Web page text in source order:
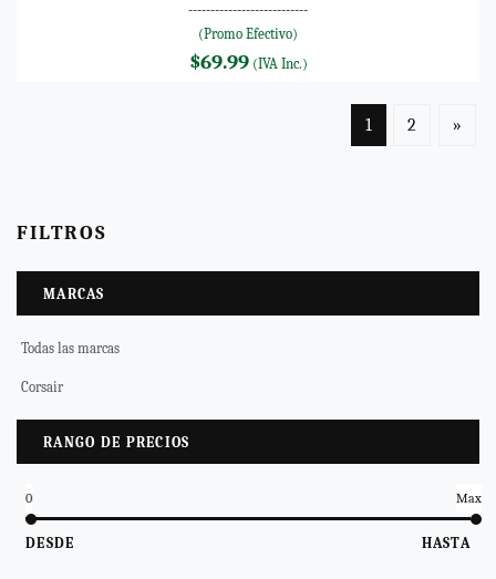
FILTROS
MARCAS
Todas las marcas
Corsair
RANGO DE PRECIOS
0 Max
DESDE HASTA
---------------------------
(Promo Efectivo)
$69.99(IVA Inc.)
1 2 »